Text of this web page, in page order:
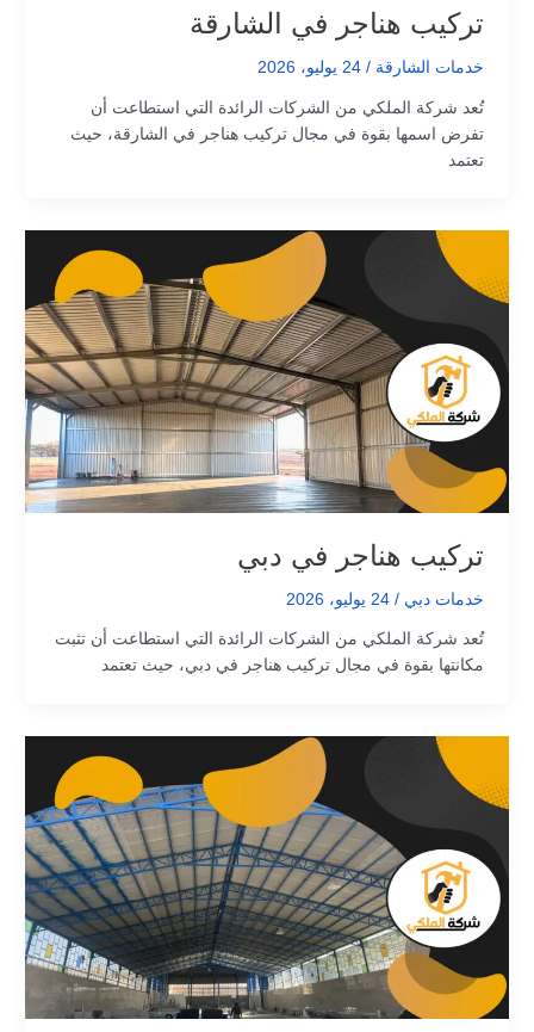
تركيب هناجر في الشارقة
خدمات الشارقة / 24 يوليو، 2026
تُعد شركة الملكي من الشركات الرائدة التي استطاعت أن
تفرض اسمها بقوة في مجال تركيب هناجر في الشارقة، حيث
تعتمد
تركيب هناجر في دبي
خدمات دبي / 24 يوليو، 2026
تُعد شركة الملكي من الشركات الرائدة التي استطاعت أن تثبت
مكانتها بقوة في مجال تركيب هناجر في دبي، حيث تعتمد